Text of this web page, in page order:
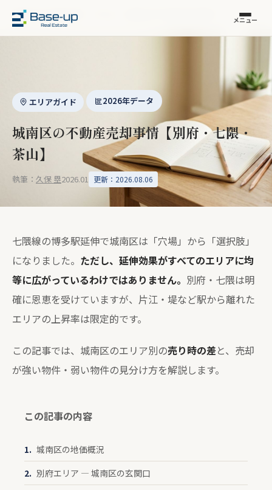
メニュー
福岡市の不動産売却
エリアガイド 2026年データ
城南区の不動産売却事情【別府・七隈・
茶山】
執筆： 久保 塁2026.01 更新：2026.08.06
七隈線の博多駅延伸で城南区は「穴場」から「選択肢」
になりました。 ただし、延伸効果がすべてのエリアに均
等に広がっているわけではありません。 別府・七隈は明
確に恩恵を受けていますが、片江・堤など駅から離れた
エリアの上昇率は限定的です。
この記事では、城南区のエリア別の売り時の差と、売却
が強い物件・弱い物件の見分け方を解説します。
この記事の内容
城南区の地価概況
別府エリア — 城南区の玄関口